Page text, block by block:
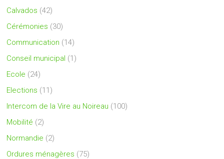
Calvados (42)
Cérémonies (30)
Communication (14)
Conseil municipal (1)
Ecole (24)
Elections (11)
Intercom de la Vire au Noireau (100)
Mobilité (2)
Normandie (2)
Ordures ménagères (75)